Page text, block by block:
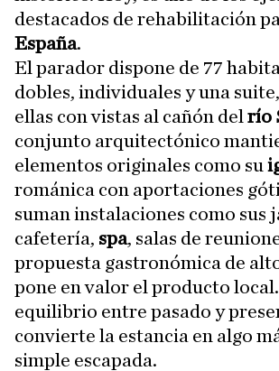
destacados de rehabilitación
España.
El parador dispone de 77
dobles, individuales y una
ellas con vistas al cañón del río
conjunto arquitectónico
elementos originales como su
románica con aportaciones
suman instalaciones como sus
cafetería, spa, salas de
propuesta gastronómica de
pone en valor el producto
equilibrio entre pasado y
convierte la estancia en algo
simple escapada.